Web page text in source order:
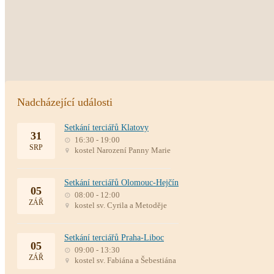
Nadcházející události
31
SRP
Setkání terciářů Klatovy
16:30 - 19:00
kostel Narození Panny Marie
05
ZÁŘ
Setkání terciářů Olomouc-Hejčín
08:00 - 12:00
kostel sv. Cyrila a Metoděje
05
ZÁŘ
Setkání terciářů Praha-Liboc
09:00 - 13:30
kostel sv. Fabiána a Šebestiána